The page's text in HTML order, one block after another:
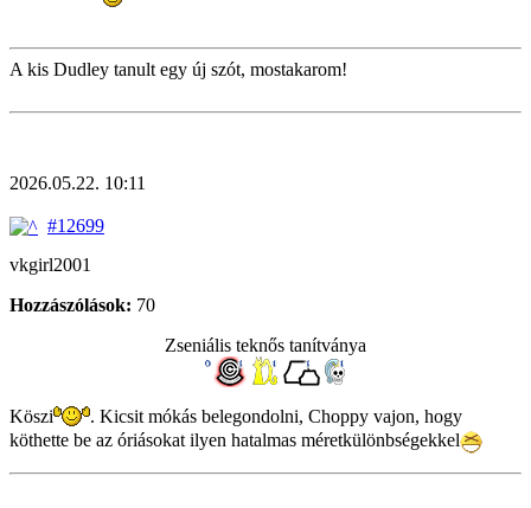
A kis Dudley tanult egy új szót, mostakarom!
2026.05.22. 10:11
#12699
vkgirl2001
Hozzászólások: 70
Zseniális teknős tanítványa
Köszi
. Kicsit mókás belegondolni, Choppy vajon, hogy
köthette be az óriásokat ilyen hatalmas méretkülönbségekkel